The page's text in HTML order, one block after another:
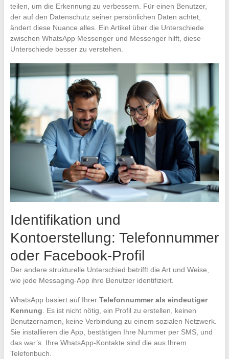
teilen, um die Erkennung zu verbessern. Für einen Benutzer,
der auf den Datenschutz seiner persönlichen Daten achtet,
ändert diese Nuance alles. Ein Artikel über die Unterschiede
zwischen WhatsApp Messenger und Messenger hilft, diese
Unterschiede besser zu verstehen.
Identifikation und
Kontoerstellung: Telefonnummer
oder Facebook-Profil
Der andere strukturelle Unterschied betrifft die Art und Weise,
wie jede Messaging-App ihre Benutzer identifiziert.
WhatsApp basiert auf Ihrer Telefonnummer als eindeutiger
Kennung . Es ist nicht nötig, ein Profil zu erstellen, keinen
Benutzernamen, keine Verbindung zu einem sozialen Netzwerk.
Sie installieren die App, bestätigen Ihre Nummer per SMS, und
das war’s. Ihre WhatsApp-Kontakte sind die aus Ihrem
Telefonbuch.